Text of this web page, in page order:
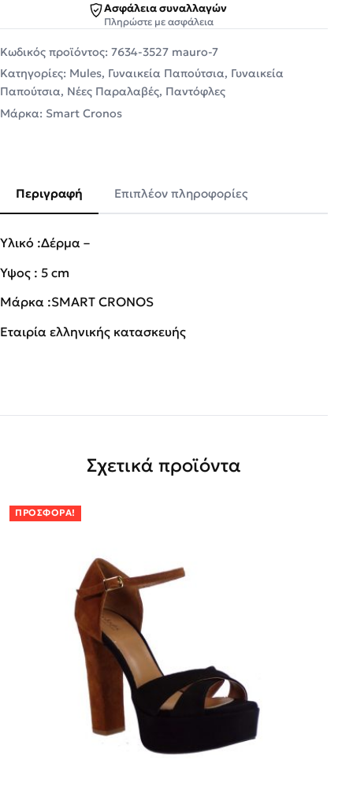
Ασφάλεια συναλλαγών
Πληρώστε με ασφάλεια
Κωδικός προϊόντος: 7634-3527 mauro-7
Κατηγορίες: Mules, Γυναικεία Παπούτσια, Γυναικεία
Παπούτσια, Νέες Παραλαβές, Παντόφλες
Μάρκα: Smart Cronos
Περιγραφή Επιπλέον πληροφορίες
Υλικό :Δέρμα –
Ύψος : 5 cm
Μάρκα :SMART CRONOS
Εταιρία ελληνικής κατασκευής
Σχετικά προϊόντα
ΠΡΟΣΦΟΡΆ!